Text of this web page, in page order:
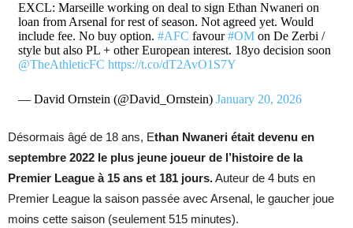
EXCL: Marseille working on deal to sign Ethan Nwaneri on
loan from Arsenal for rest of season. Not agreed yet. Would
include fee. No buy option. #AFC favour#OMon De Zerbi /
style but also PL + other European interest. 18yo decision soon
@TheAthleticFC https://t.co/dT2AvO1S7Y
— David Ornstein (@David_Ornstein) January 20, 2026
Désormais âgé de 18 ans, Ethan Nwaneri était devenu en
septembre 2022 le plus jeune joueur de l’histoire de la
Premier League à 15 ans et 181 jours.Auteur de 4 buts en
Premier League la saison passée avec Arsenal, le gaucher joue
moins cette saison (seulement 515 minutes).